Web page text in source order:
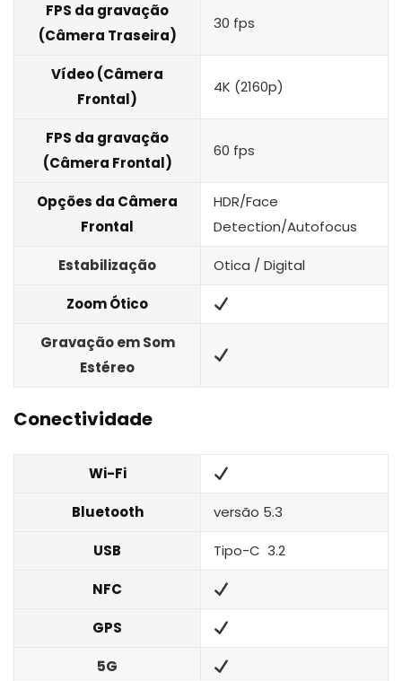
FPS da gravação
(Câmera Traseira)
30 fps
Vídeo (Câmera
Frontal)
4K (2160p)
FPS da gravação
(Câmera Frontal)
60 fps
Opções da Câmera
Frontal
HDR/Face
Detection/Autofocus
Estabilização Otica / Digital
Zoom Ótico
Gravação em Som
Estéreo
Conectividade
Wi-Fi
Bluetooth versão 5.3
USB Tipo-C 3.2
NFC
GPS
5G